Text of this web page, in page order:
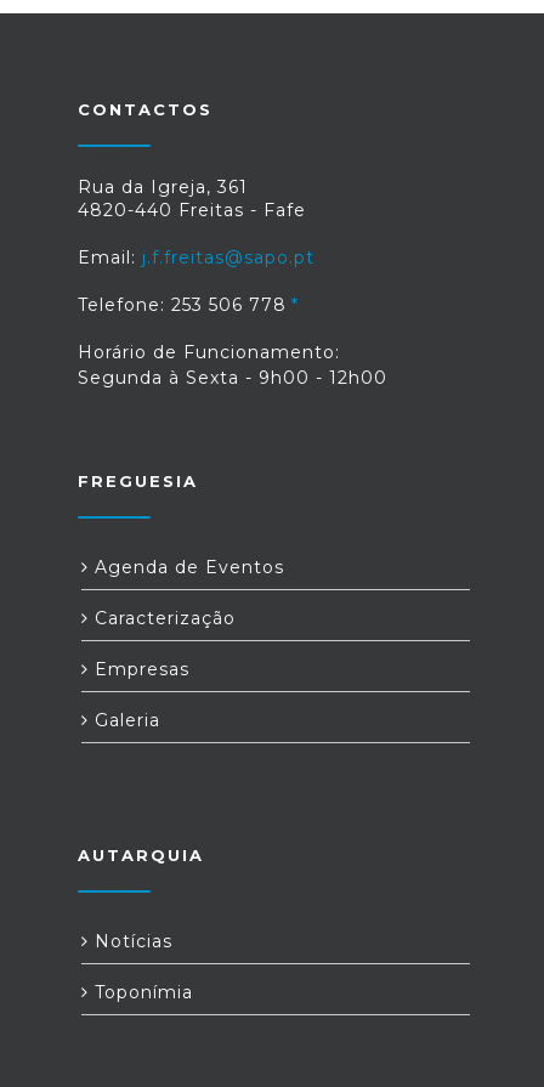
CONTACTOS
Rua da Igreja, 361
4820-440 Freitas - Fafe
Email: j.f.freitas@sapo.pt
Telefone: 253 506 778
Horário de Funcionamento:
Segunda à Sexta - 9h00 - 12h00
FREGUESIA
Agenda de Eventos
Caracterização
Empresas
Galeria
AUTARQUIA
Notícias
Toponímia